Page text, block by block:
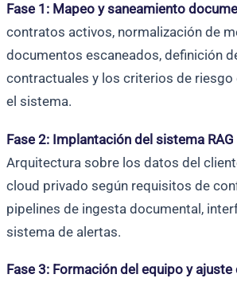
Fase 1: Mapeo y saneamiento
contratos activos, normalización de
documentos escaneados, definición
contractuales y los criterios de riesgo
el sistema.
Fase 2: Implantación del sistema
Arquitectura sobre los datos del
cloud privado según requisitos de
pipelines de ingesta documental,
sistema de alertas.
Fase 3: Formación del equipo y